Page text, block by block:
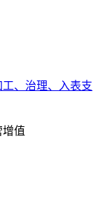
、治理、入表支
增值